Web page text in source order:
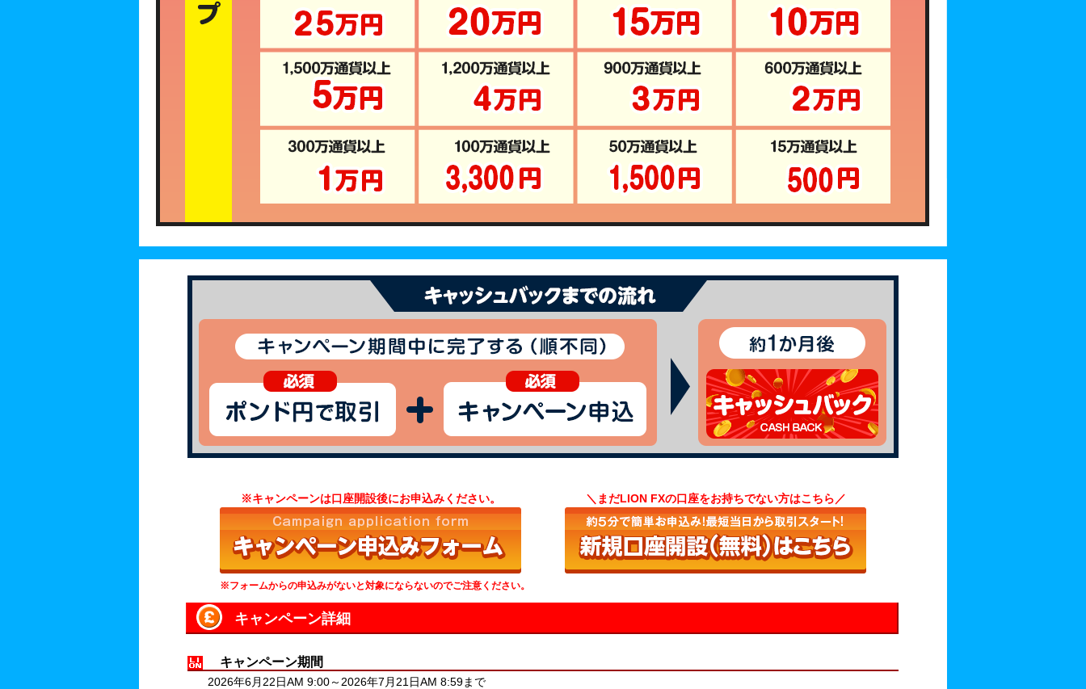
※キャンペーンは口座開設後にお申込みください。
※フォームからの申込みがないと対象にならないのでご注意ください。
＼まだLION FXの口座をお持ちでない方はこちら／
キャンペーン詳細
キャンペーン期間
2026年6月 22日AM 9:00～ 2026年7 月 21 日AM 8:59まで